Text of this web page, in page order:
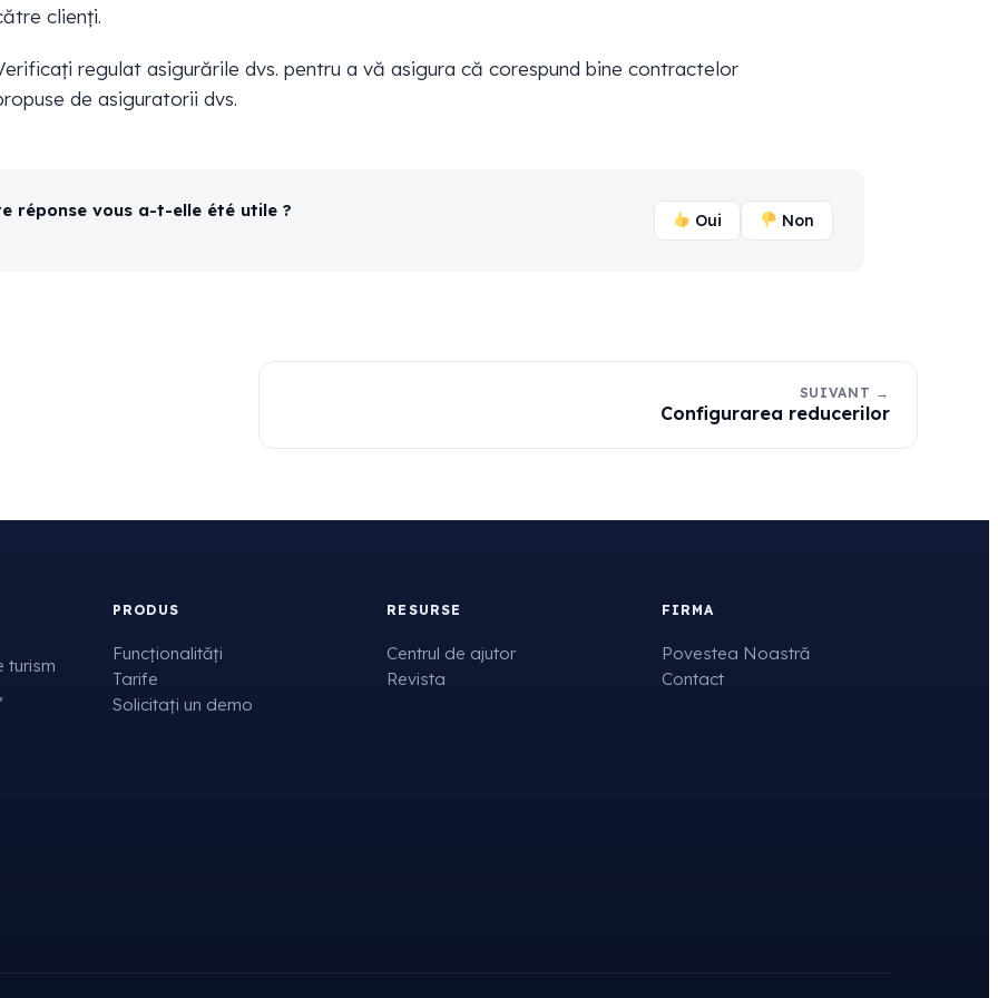
clienți.
regulat asigurările dvs. pentru a vă asigura că corespund bine contractelor
de asiguratorii dvs.
réponse vous a-t-elle été utile ? Oui Non
SUIVANT →
Configurarea reducerilor
turism
PRODUS
Funcționalități
Tarife
Solicitați un demo
RESURSE
Centrul de ajutor
Revista
FIRMA
Povestea Noastră
Contact